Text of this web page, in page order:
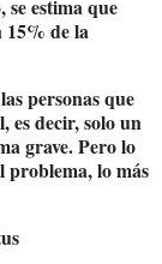
se estima que
15% de la
personas que
es decir, solo un
grave. Pero lo
problema, lo más